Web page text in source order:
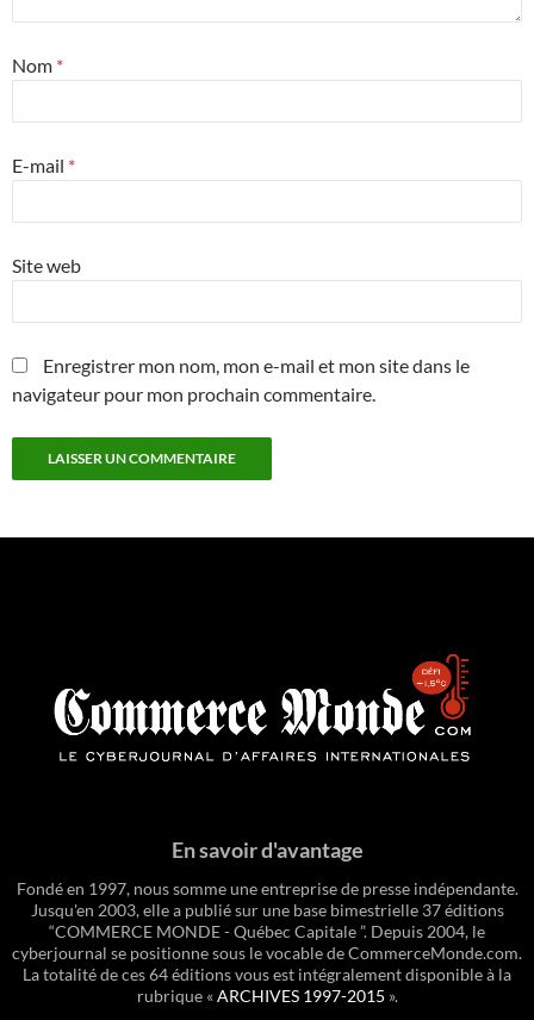
Nom *
E-mail *
Site web
Enregistrer mon nom, mon e-mail et mon site dans le
navigateur pour mon prochain commentaire.
En savoir d'avantage
Fondé en 1997, nous somme une entreprise de presse indépendante.
Jusqu'en 2003, elle a publié sur une base bimestrielle 37 éditions
“COMMERCE MONDE - Québec Capitale ”. Depuis 2004, le
cyberjournal se positionne sous le vocable de CommerceMonde.com.
La totalité de ces 64 éditions vous est intégralement disponible à la
rubrique «ARCHIVES 1997-2015 ».